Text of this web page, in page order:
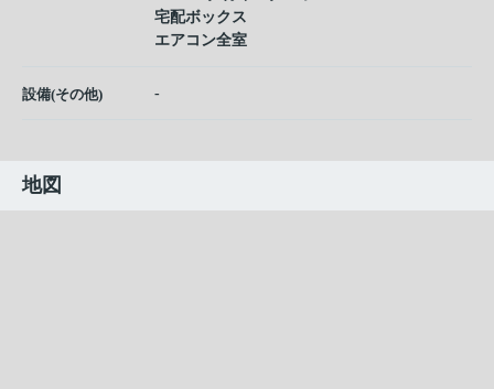
宅配ボックス
エアコン全室
設備(その他) -
地図